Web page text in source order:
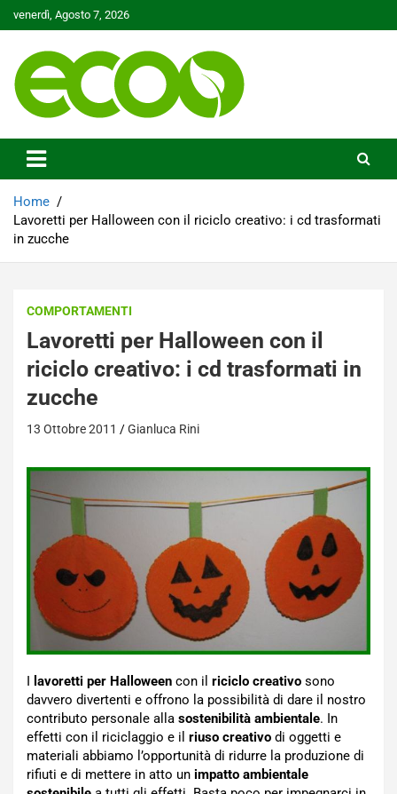
to
venerdì, Agosto 7, 2026
Ecoo.it
Home
Lavoretti per Halloween con il riciclo creativo: i cd trasformati
in zucche
COMPORTAMENTI
Lavoretti per Halloween con il
riciclo creativo: i cd trasformati in
zucche
13 Ottobre 2011 Gianluca Rini
I lavoretti per Halloween con il riciclo creativo sono
davvero divertenti e offrono la possibilità di dare il nostro
contributo personale alla sostenibilità ambientale. In
effetti con il riciclaggio e il riuso creativo di oggetti e
materiali abbiamo l’opportunità di ridurre la produzione di
rifiuti e di mettere in atto un impatto ambientale